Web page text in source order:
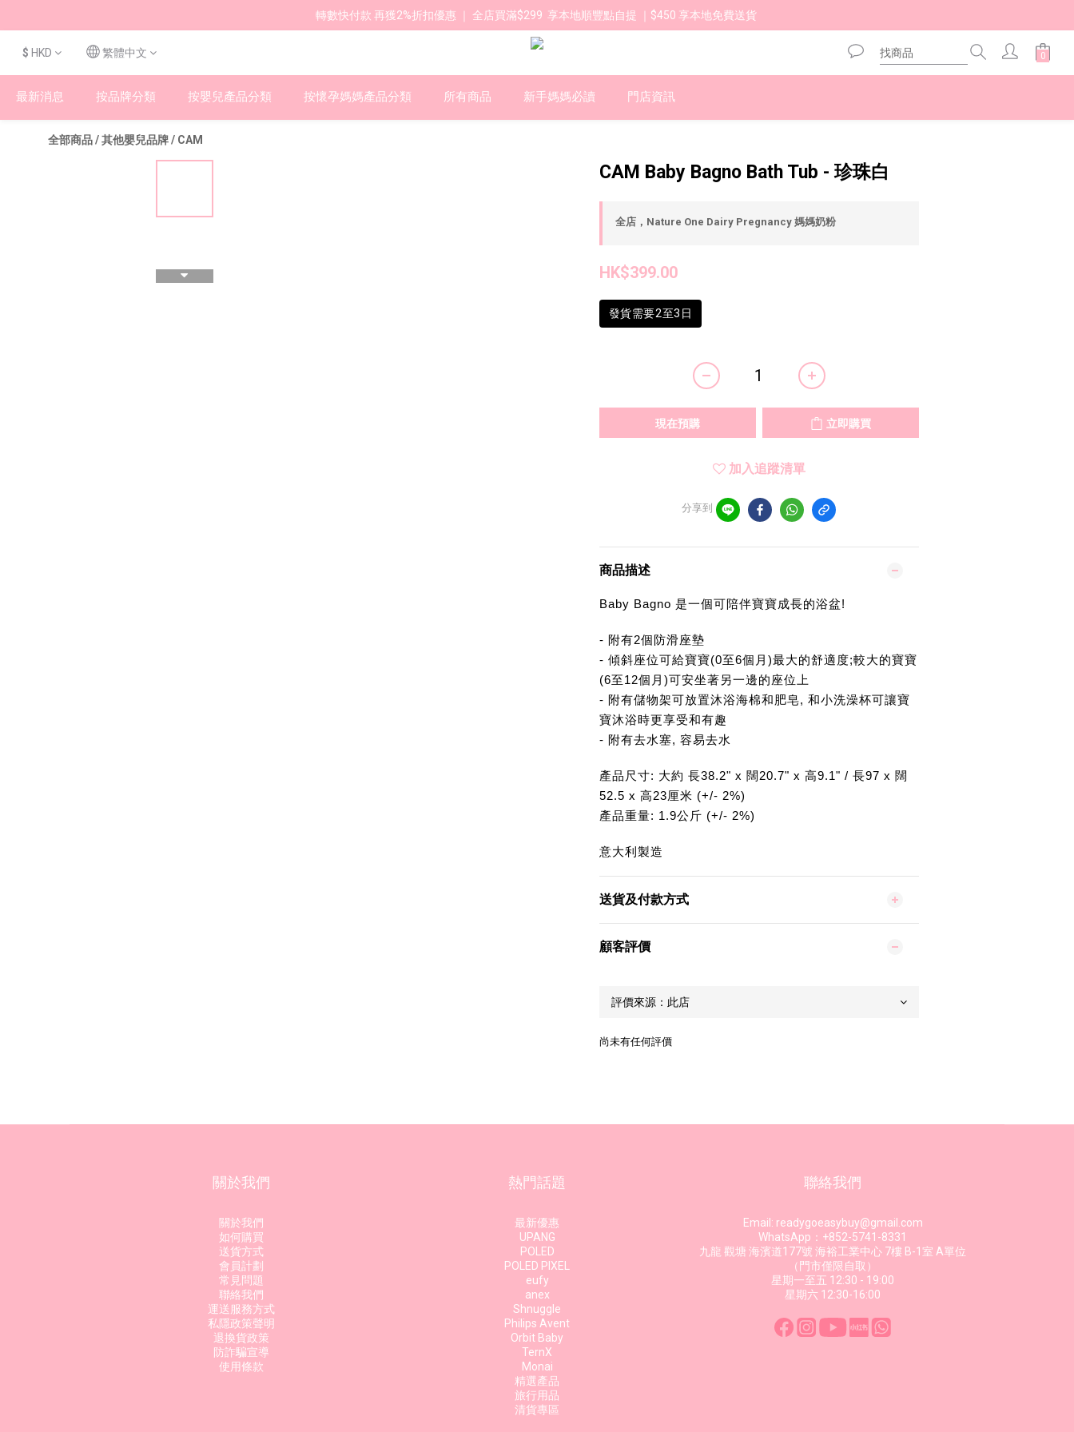
轉數快付款 再獲2%折扣優惠 ｜ 全店買滿$299  享本地順豐點自提 ｜$450 享本地免費送貨
$ HKD 繁體中文
最新消息 按品牌分類 按嬰兒產品分類 按懷孕媽媽產品分類 所有商品 新手媽媽必讀 門店資訊
全部商品/其他嬰兒品牌/ CAM
CAM Baby Bagno Bath Tub - 珍珠白
全店，Nature One Dairy Pregnancy 媽媽奶粉
HK$399.00
發貨需要2至3日
現在預購 立即購買
加入追蹤清單
分享到
商品描述
Baby Bagno 是一個可陪伴寶寶成長的浴盆!
- 附有2個防滑座墊
- 傾斜座位可給寶寶(0至6個月)最大的舒適度;較大的寶寶
(6至12個月)可安坐著另一邊的座位上
- 附有儲物架可放置沐浴海棉和肥皂, 和小洗澡杯可讓寶
寶沐浴時更享受和有趣
- 附有去水塞, 容易去水
產品尺寸: 大約 長38.2" x 闊20.7" x 高9.1" / 長97 x 闊
52.5 x 高23厘米 (+/- 2%)
產品重量: 1.9公斤 (+/- 2%)
意大利製造
送貨及付款方式
顧客評價
尚未有任何評價
關於我們
關於我們
如何購買
送貨方式
會員計劃
常見問題
聯絡我們
運送服務方式
私隱政策聲明
退換貨政策
防詐騙宣導
使用條款
熱門話題
最新優惠
UPANG
POLED
POLED PIXEL
eufy
anex
Shnuggle
Philips Avent
Orbit Baby
TernX
Monai
精選產品
旅行用品
清貨專區
聯絡我們
Email: readygoeasybuy@gmail.com
WhatsApp：+852-5741-8331
九龍 觀塘 海濱道177號 海裕工業中心 7樓 B-1室 A單位
（門市僅限自取）
星期一至五 12:30 - 19:00
星期六 12:30-16:00